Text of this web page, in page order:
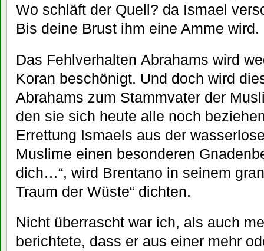
Wo schläft der Quell? da Ismael
Bis deine Brust ihm eine Amme wird.
Das Fehlverhalten Abrahams wird
Koran beschönigt. Und doch wird
Abrahams zum Stammvater der
den sie sich heute alle noch
Errettung Ismaels aus der
Muslime einen besonderen
dich…“, wird Brentano in seinem
Traum der Wüste“ dichten.
Nicht überrascht war ich, als auch
berichtete, dass er aus einer mehr